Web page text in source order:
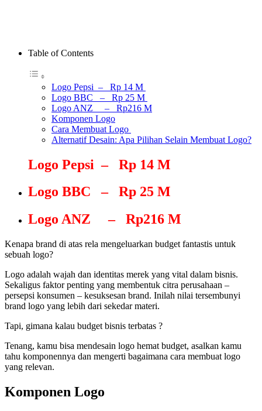
Table of Contents
Logo Pepsi – Rp 14 M
Logo BBC – Rp 25 M
Logo ANZ – Rp216 M
Komponen Logo
Cara Membuat Logo
Alternatif Desain: Apa Pilihan Selain Membuat Logo?
Logo Pepsi – Rp 14 M
Logo BBC – Rp 25 M
Logo ANZ – Rp216 M
Kenapa brand di atas rela mengeluarkan budget fantastis untuk
sebuah logo?
Logo adalah wajah dan identitas merek yang vital dalam bisnis.
Sekaligus faktor penting yang membentuk citra perusahaan –
persepsi konsumen – kesuksesan brand. Inilah nilai tersembunyi
brand logo yang lebih dari sekedar materi.
Tapi, gimana kalau budget bisnis terbatas ?
Tenang, kamu bisa mendesain logo hemat budget, asalkan kamu
tahu komponennya dan mengerti bagaimana cara membuat logo
yang relevan.
Komponen Logo